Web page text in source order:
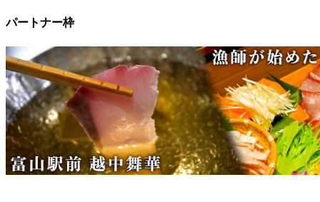
パートナー枠